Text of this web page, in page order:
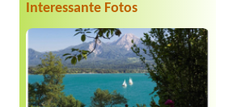
Interessante Fotos